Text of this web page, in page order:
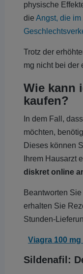
physische
die Angst, die
Trotz der
mg nicht bei der
Wie kann
kaufen?
In dem Fall,
möchten,
Dieses können
Ihrem Hausarzt
diskret online
Beantworten
erhalten Sie
Stunden-
Viagra 100
Sildenafil: